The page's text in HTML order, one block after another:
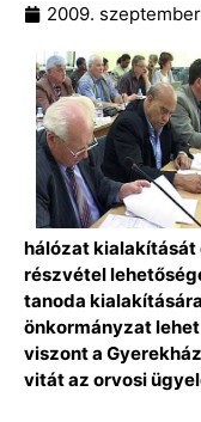
2009.
hálózat kialakítását
részvétel
tanoda
önkormányzat
viszont a
vitát az orvosi